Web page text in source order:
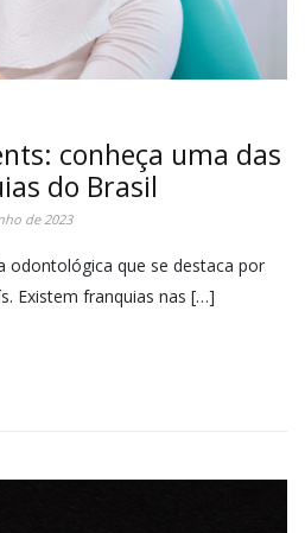
conheça uma das
do Brasil
de 2023
odontológica que se destaca por
Existem franquias nas […]